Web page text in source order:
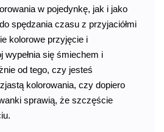
w pojedynkę, jak i jako
spędzania czasu z przyjaciółmi
kolorowe przyjęcie i
wypełnia się śmiechem i
od tego, czy jesteś
kolorowania, czy dopiero
sprawią, że szczęście